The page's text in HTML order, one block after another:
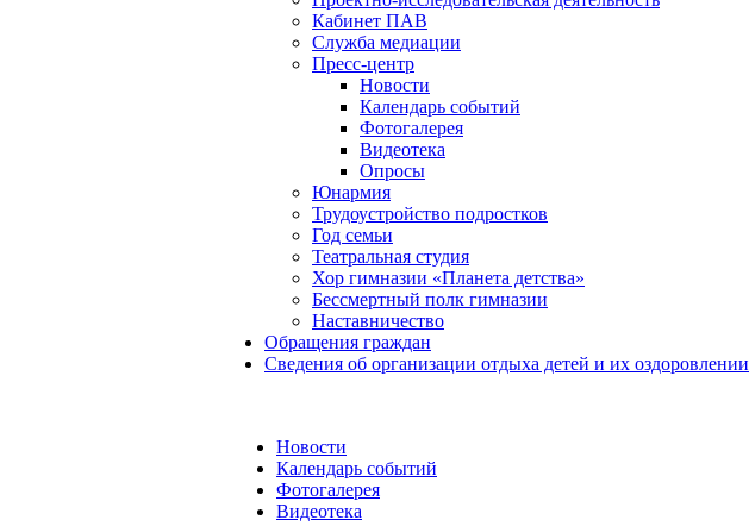
Кабинет ПАВ
Служба медиации
Пресс-центр
Новости
Календарь событий
Фотогалерея
Видеотека
Опросы
Юнармия
Трудоустройство подростков
Год семьи
Театральная студия
Хор гимназии «Планета детства»
Бессмертный полк гимназии
Наставничество
Обращения граждан
Сведения об организации отдыха детей и их оздоровлении
Новости
Календарь событий
Фотогалерея
Видеотека